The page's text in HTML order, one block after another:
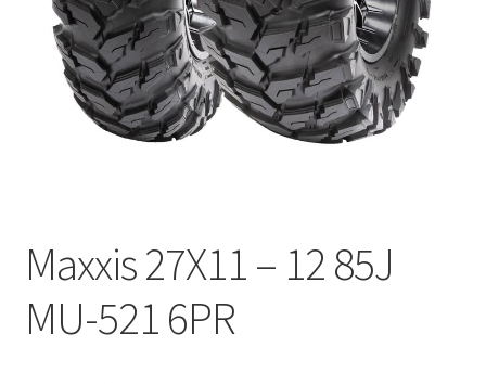
Maxxis 27X11 – 12 85J
MU-521 6PR